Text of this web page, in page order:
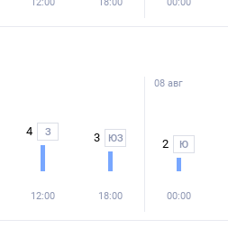
4 З
12:00
3 ЮЗ
18:00
08 авг
2 Ю
00:00